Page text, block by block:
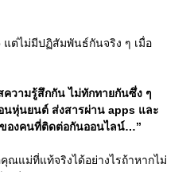
แต่ไม่มีปฏิสัมพันธ์กันจริง ๆ เมื่อ
วามรู้สึกกัน ไม่ทักทายกันซึ่ง ๆ
นหุ่นยนต์ ส่งสารผ่าน apps และ
ของคนที่ติดต่อกันออนไลน์…”
แม่ที่แท้จริงได้อย่างไรถ้าหากไม่